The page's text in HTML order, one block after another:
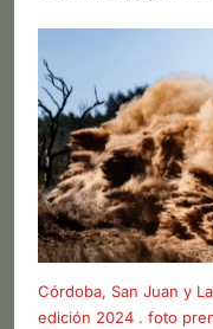
Córdoba, San Juan y
edición 2024 . foto